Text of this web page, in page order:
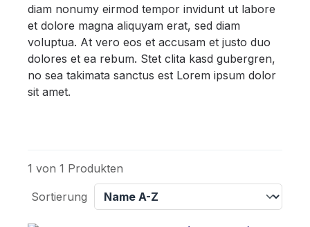
diam nonumy eirmod tempor invidunt ut labore
et dolore magna aliquyam erat, sed diam
voluptua. At vero eos et accusam et justo duo
dolores et ea rebum. Stet clita kasd gubergren,
no sea takimata sanctus est Lorem ipsum dolor
sit amet.
1 von 1 Produkten
Sortierung